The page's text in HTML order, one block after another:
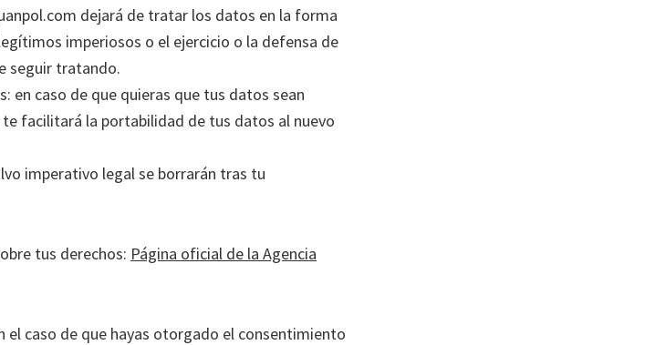
dejará de tratar los datos en la forma
imperiosos o el ejercicio o la defensa de
seguir tratando.
en caso de que quieras que tus datos sean
facilitará la portabilidad de tus datos al nuevo
imperativo legal se borrarán tras tu
tus derechos: Página oficial de la Agencia
caso de que hayas otorgado el consentimiento